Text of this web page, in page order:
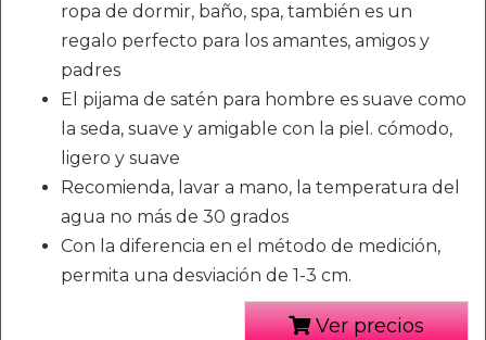
ropa de dormir, baño, spa, también es un
regalo perfecto para los amantes, amigos y
padres
El pijama de satén para hombre es suave como
la seda, suave y amigable con la piel. cómodo,
ligero y suave
Recomienda, lavar a mano, la temperatura del
agua no más de 30 grados
Con la diferencia en el método de medición,
permita una desviación de 1-3 cm.
Ver precios